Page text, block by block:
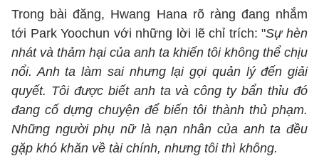
Trong bài đăng, Hwang Hana rõ ràng đang nhắm
tới Park Yoochun với những lời lẽ chỉ trích: "Sự hèn
nhát và thảm hại của anh ta khiến tôi không thể chịu
nổi. Anh ta làm sai nhưng lại gọi quản lý đến giải
quyết. Tôi được biết anh ta và công ty bẩn thỉu đó
đang cố dựng chuyện để biến tôi thành thủ phạm.
Những người phụ nữ là nạn nhân của anh ta đều
gặp khó khăn về tài chính, nhưng tôi thì không.